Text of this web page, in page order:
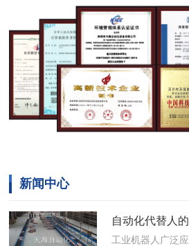
新闻中心
自动化代替人
工业机器人广泛